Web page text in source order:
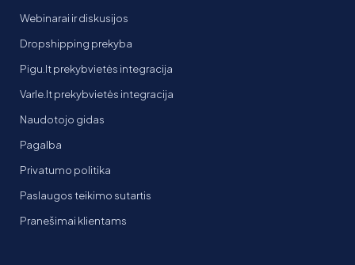
Webinarai ir diskusijos
Dropshipping prekyba
Pigu.lt prekybvietės integracija
Varle.lt prekybvietės integracija
Naudotojo gidas
Pagalba
Privatumo politika
Paslaugos teikimo sutartis
Pranešimai klientams